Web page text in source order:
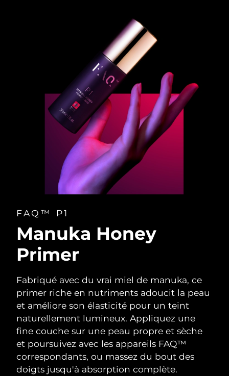
FAQ™ P1
Manuka Honey
Primer
Fabriqué avec du vrai miel de manuka, ce
primer riche en nutriments adoucit la peau
et améliore son élasticité pour un teint
naturellement lumineux. Appliquez une
fine couche sur une peau propre et sèche
et poursuivez avec les appareils FAQ™
correspondants, ou massez du bout des
doigts jusqu'à absorption complète.